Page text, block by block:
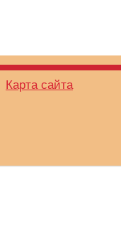
Карта сайта